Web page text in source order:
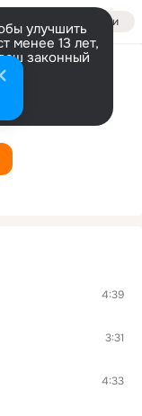
Войти
улучшить
менее 13 лет,
законный
4:39
3:31
4:33